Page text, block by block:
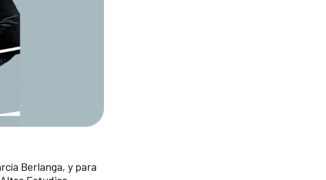
Berlanga, y para